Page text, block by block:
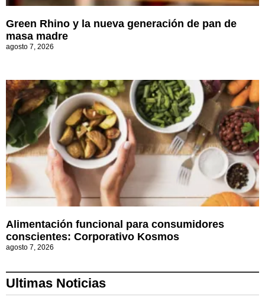
Green Rhino y la nueva generación de pan de
masa madre
agosto 7, 2026
Alimentación funcional para consumidores
conscientes: Corporativo Kosmos
agosto 7, 2026
Ultimas Noticias